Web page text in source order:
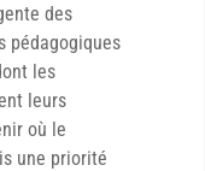
des
pédagogiques
les
leurs
où le
une priorité